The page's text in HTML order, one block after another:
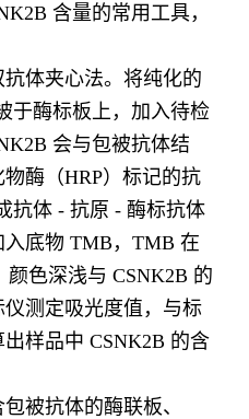
含量的常用工具，
体夹心法。将纯化的
于酶标板上，加入待检
会与包被抗体结
酶（HRP）标记的抗
抗体 - 抗原 - 酶标抗体
底物 TMB，TMB 在
颜色深浅与 CSNK2B 的
测定吸光度值，与标
样品中 CSNK2B 的含
被抗体的酶联板、